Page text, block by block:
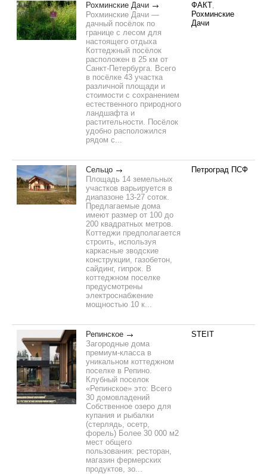
Рохминские Дачи
Рохминские Дачи —
дачный посёлок по
границе с лесом для
настоящего отдыха
Коттеджный посёлок
расположен в 25 км от
Санкт-Петербурга. Всего
в посёлке 43 участка
различной площади и
стоимости с сохранением
естественного природного
ландшафта и
растительности. Посёлок
удобно расположился
рядом с...
ФАКТ,
Рохминские
Дачи
Сельцо
Площадь 14 земельных
участков варьируется в
диапазоне 13-27 соток.
Предлагаемые дома
имеют размер от 100 до
200 квадратных метров.
Коттеджи предполагается
строить, используя
каркасные зводские
конструкции, газобетон,
сайдинг, гипрок. В
коттеджном поселке
предусмотрены
электроснабжение
мощностью 10 к...
Петроград ПСФ
Репинское
Загородные дома
премиум-класса в
уникальном коттеджном
поселке в Репино.
Клубный поселок
«Репинское» это: Всего
30 домовладений
Собственное озеро для
купания и рыбалки
(стерлядь, осетр,
форель) Более 30 000 м2
мест общего
пользования: ресторан,
магазин фермерских
продуктов, зо...
STEIT